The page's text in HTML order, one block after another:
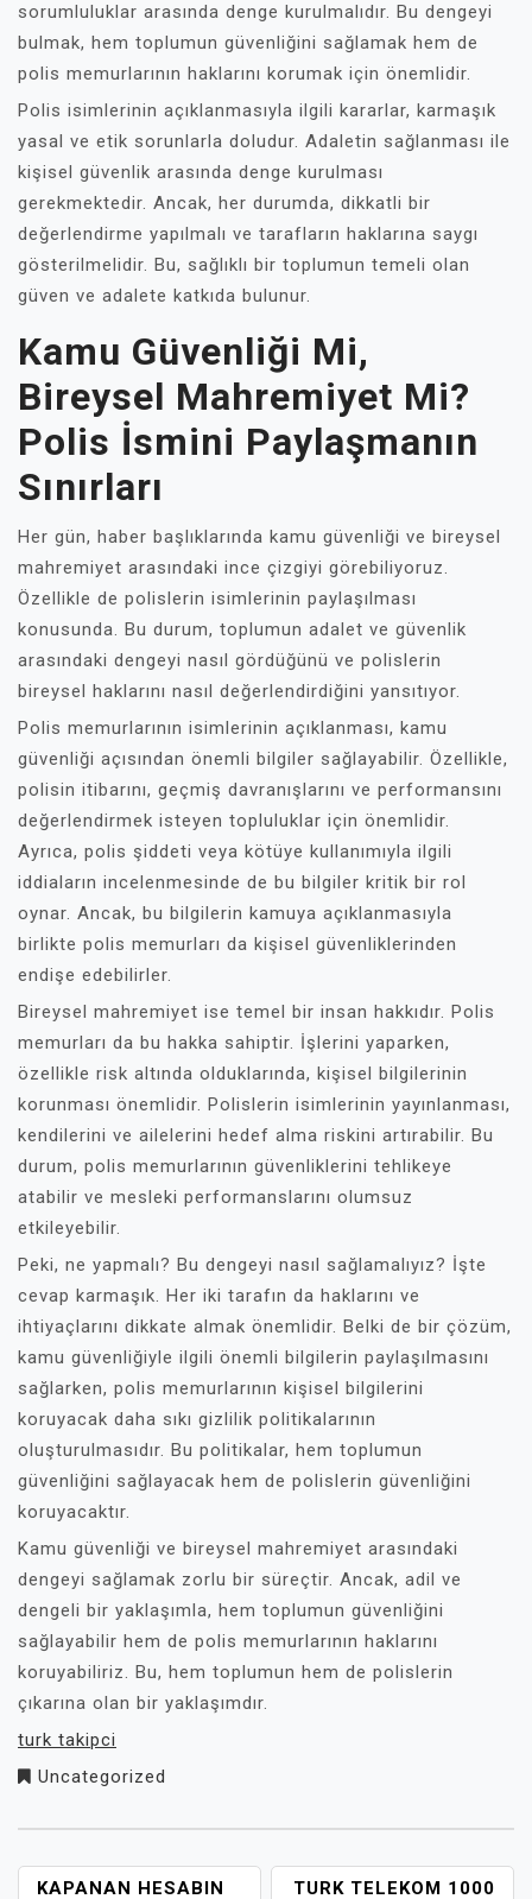
sorumluluklar arasında denge kurulmalıdır. Bu dengeyi
bulmak, hem toplumun güvenliğini sağlamak hem de
polis memurlarının haklarını korumak için önemlidir.
Polis isimlerinin açıklanmasıyla ilgili kararlar, karmaşık
yasal ve etik sorunlarla doludur. Adaletin sağlanması ile
kişisel güvenlik arasında denge kurulması
gerekmektedir. Ancak, her durumda, dikkatli bir
değerlendirme yapılmalı ve tarafların haklarına saygı
gösterilmelidir. Bu, sağlıklı bir toplumun temeli olan
güven ve adalete katkıda bulunur.
Kamu Güvenliği Mi,
Bireysel Mahremiyet Mi?
Polis İsmini Paylaşmanın
Sınırları
Her gün, haber başlıklarında kamu güvenliği ve bireysel
mahremiyet arasındaki ince çizgiyi görebiliyoruz.
Özellikle de polislerin isimlerinin paylaşılması
konusunda. Bu durum, toplumun adalet ve güvenlik
arasındaki dengeyi nasıl gördüğünü ve polislerin
bireysel haklarını nasıl değerlendirdiğini yansıtıyor.
Polis memurlarının isimlerinin açıklanması, kamu
güvenliği açısından önemli bilgiler sağlayabilir. Özellikle,
polisin itibarını, geçmiş davranışlarını ve performansını
değerlendirmek isteyen topluluklar için önemlidir.
Ayrıca, polis şiddeti veya kötüye kullanımıyla ilgili
iddiaların incelenmesinde de bu bilgiler kritik bir rol
oynar. Ancak, bu bilgilerin kamuya açıklanmasıyla
birlikte polis memurları da kişisel güvenliklerinden
endişe edebilirler.
Bireysel mahremiyet ise temel bir insan hakkıdır. Polis
memurları da bu hakka sahiptir. İşlerini yaparken,
özellikle risk altında olduklarında, kişisel bilgilerinin
korunması önemlidir. Polislerin isimlerinin yayınlanması,
kendilerini ve ailelerini hedef alma riskini artırabilir. Bu
durum, polis memurlarının güvenliklerini tehlikeye
atabilir ve mesleki performanslarını olumsuz
etkileyebilir.
Peki, ne yapmalı? Bu dengeyi nasıl sağlamalıyız? İşte
cevap karmaşık. Her iki tarafın da haklarını ve
ihtiyaçlarını dikkate almak önemlidir. Belki de bir çözüm,
kamu güvenliğiyle ilgili önemli bilgilerin paylaşılmasını
sağlarken, polis memurlarının kişisel bilgilerini
koruyacak daha sıkı gizlilik politikalarının
oluşturulmasıdır. Bu politikalar, hem toplumun
güvenliğini sağlayacak hem de polislerin güvenliğini
koruyacaktır.
Kamu güvenliği ve bireysel mahremiyet arasındaki
dengeyi sağlamak zorlu bir süreçtir. Ancak, adil ve
dengeli bir yaklaşımla, hem toplumun güvenliğini
sağlayabilir hem de polis memurlarının haklarını
koruyabiliriz. Bu, hem toplumun hem de polislerin
çıkarına olan bir yaklaşımdır.
turk takipci
Uncategorized
YAZI
KAPANAN HESABIN TURK TELEKOM 1000